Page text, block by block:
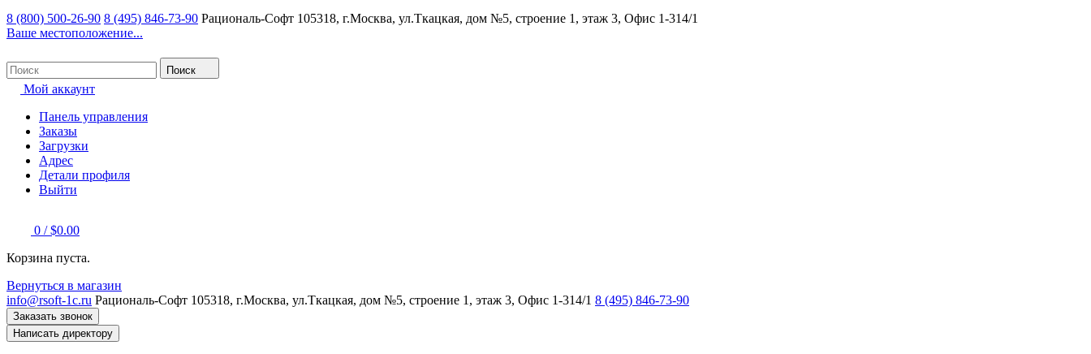
8 (800) 500-26-90 8 (495) 846-73-90 Рациональ-Софт 105318, г.Москва, ул.Ткацкая, дом №5, строение 1, этаж 3, Офис 1-314/1
Ваше местоположение...
Поиск
Мой аккаунт
Панель управления
Заказы
Загрузки
Адрес
Детали профиля
Выйти
0 / $0.00
Корзина пуста.
Вернуться в магазин
info@rsoft-1c.ru Рациональ-Софт 105318, г.Москва, ул.Ткацкая, дом №5, строение 1, этаж 3, Офис 1-314/1 8 (495) 846-73-90
Заказать звонок
Написать директору